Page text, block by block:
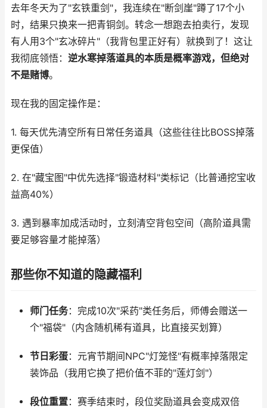
去年冬天为了"玄铁重剑"，我连续在"断剑崖"蹲了17个小
时，结果只换来一把青铜剑。转念一想跑去拍卖行，发现
有人用3个"玄冰碎片"（我背包里正好有）就换到了！这让
我彻底领悟： 逆水寒掉落道具的本质是概率游戏，但绝对
不是赌博。
现在我的固定操作是：
1. 每天优先清空所有日常任务道具（这些往往比BOSS掉落
更保值）
2. 在"藏宝图"中优先选择"锻造材料"类标记（比普通挖宝收
益高40%）
3. 遇到暴率加成活动时，立刻清空背包空间（高阶道具需
要足够容量才能掉落）
那些你不知道的隐藏福利
师门任务：完成10次"采药"类任务后，师傅会赠送一
个"福袋"（内含随机稀有道具，比直接买划算）
节日彩蛋：元宵节期间NPC"灯笼怪"有概率掉落限定
装饰品（我用它换了把价值不菲的"莲灯剑"）
段位重置：赛季结束时，段位奖励道具会变成双倍